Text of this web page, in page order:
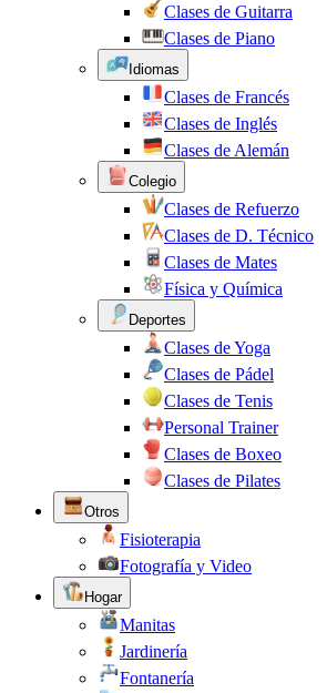
Clases de Guitarra
Clases de Piano
Idiomas
Clases de Francés
Clases de Inglés
Clases de Alemán
Colegio
Clases de Refuerzo
Clases de D. Técnico
Clases de Mates
Física y Química
Deportes
Clases de Yoga
Clases de Pádel
Clases de Tenis
Personal Trainer
Clases de Boxeo
Clases de Pilates
Otros
Fisioterapia
Fotografía y Video
Hogar
Manitas
Jardinería
Fontanería